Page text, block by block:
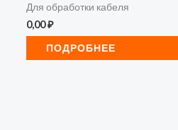
Для обработки кабеля
0,00₽
ПОДРОБНЕЕ